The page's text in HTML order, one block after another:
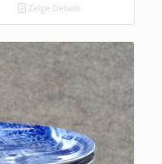
Zeige Details